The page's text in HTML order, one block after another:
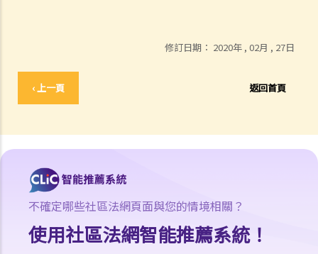
修訂日期： 2020年 , 02月 , 27日
‹ 上一頁 返回首頁
不確定哪些社區法網頁面與您的情境相關？
使用社區法網智能推薦系統！